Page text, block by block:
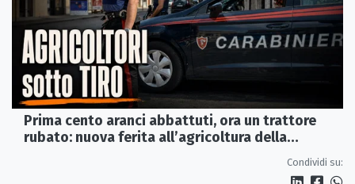
Prima cento aranci abbattuti, ora un trattore
rubato: nuova ferita all’agricoltura della
Condividi su: